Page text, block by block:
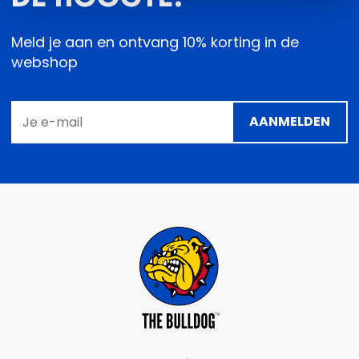
Meld je aan en ontvang 10% korting in de
webshop
AANMELDEN